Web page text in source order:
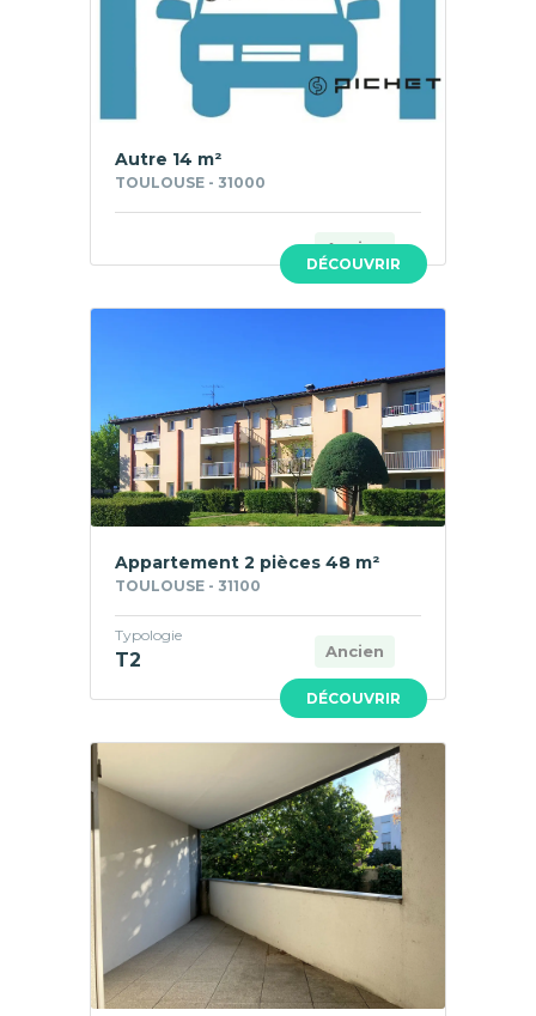
DÉCOUVRIR
Autre 14 m²
TOULOUSE - 31000
Ancien
DÉCOUVRIR
Appartement 2 pièces 48 m²
TOULOUSE - 31100
Ancien
Typologie
T2